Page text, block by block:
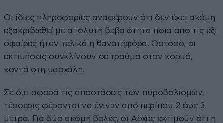
Οι ίδιες πληροφορίες αναφέρουν ότι δεν έχει ακόμη
εξακριβωθεί με απόλυτη βεβαιότητα ποια από τις έξι
σφαίρες ήταν τελικά η θανατηφόρα. Ωστόσο, οι
εκτιμήσεις συγκλίνουν σε τραύμα στον κορμό,
κοντά στη μασχάλη.
Σε ό,τι αφορά τις αποστάσεις των πυροβολισμών,
τέσσερις φέρονται να έγιναν από περίπου 2 έως 3
μέτρα. Για δύο ακόμη βολές, οι Αρχές εκτιμούν ότι η